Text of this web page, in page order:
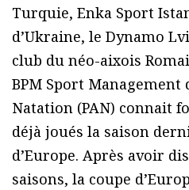
Turquie, Enka Sport
d’Ukraine, le Dynamo
club du néo-aixois
BPM Sport Management
Natation (PAN) connait
déjà joués la saison
d’Europe. Après avoir
saisons, la coupe